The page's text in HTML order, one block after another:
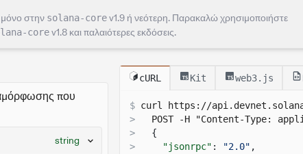
μόνο στην solana-corev1.9 ή νεότερη. Παρακαλώ χρησιμοποιήστε
corev1.8 και παλαιότερες εκδόσεις.
που
string
cURL Kit web3.js
$ curl https://
>
POST -H "Content-Type:
>
{
>
"jsonrpc" : "2.0" ,